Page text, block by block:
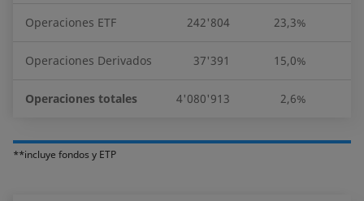
Operaciones ETF 242'804 23,3%
Operaciones Derivados 37'391 15,0%
Operaciones totales 4'080'913 2,6%
**incluye fondos y ETP